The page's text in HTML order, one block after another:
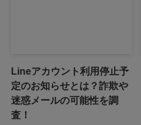
Lineアカウント利用停止予
定のお知らせとは？詐欺や
迷惑メールの可能性を調
査！